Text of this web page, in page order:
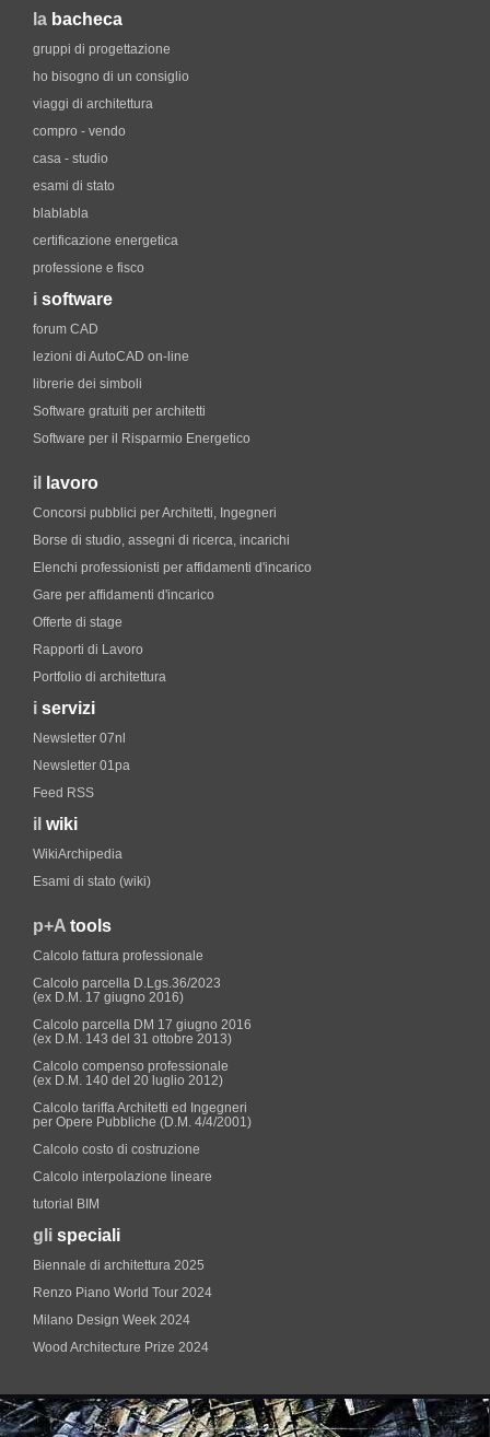
la bacheca
gruppi di progettazione
ho bisogno di un consiglio
viaggi di architettura
compro - vendo
casa - studio
esami di stato
blablabla
certificazione energetica
professione e fisco
i software
forum CAD
lezioni di AutoCAD on-line
librerie dei simboli
Software gratuiti per architetti
Software per il Risparmio Energetico
il lavoro
Concorsi pubblici per Architetti, Ingegneri
Borse di studio, assegni di ricerca, incarichi
Elenchi professionisti per affidamenti d'incarico
Gare per affidamenti d'incarico
Offerte di stage
Rapporti di Lavoro
Portfolio di architettura
i servizi
Newsletter 07nl
Newsletter 01pa
Feed RSS
il wiki
WikiArchipedia
Esami di stato (wiki)
p+A tools
Calcolo fattura professionale
Calcolo parcella D.Lgs.36/2023
(ex D.M. 17 giugno 2016)
Calcolo parcella DM 17 giugno 2016
(ex D.M. 143 del 31 ottobre 2013)
Calcolo compenso professionale
(ex D.M. 140 del 20 luglio 2012)
Calcolo tariffa Architetti ed Ingegneri
per Opere Pubbliche (D.M. 4/4/2001)
Calcolo costo di costruzione
Calcolo interpolazione lineare
tutorial BIM
gli speciali
Biennale di architettura 2025
Renzo Piano World Tour 2024
Milano Design Week 2024
Wood Architecture Prize 2024